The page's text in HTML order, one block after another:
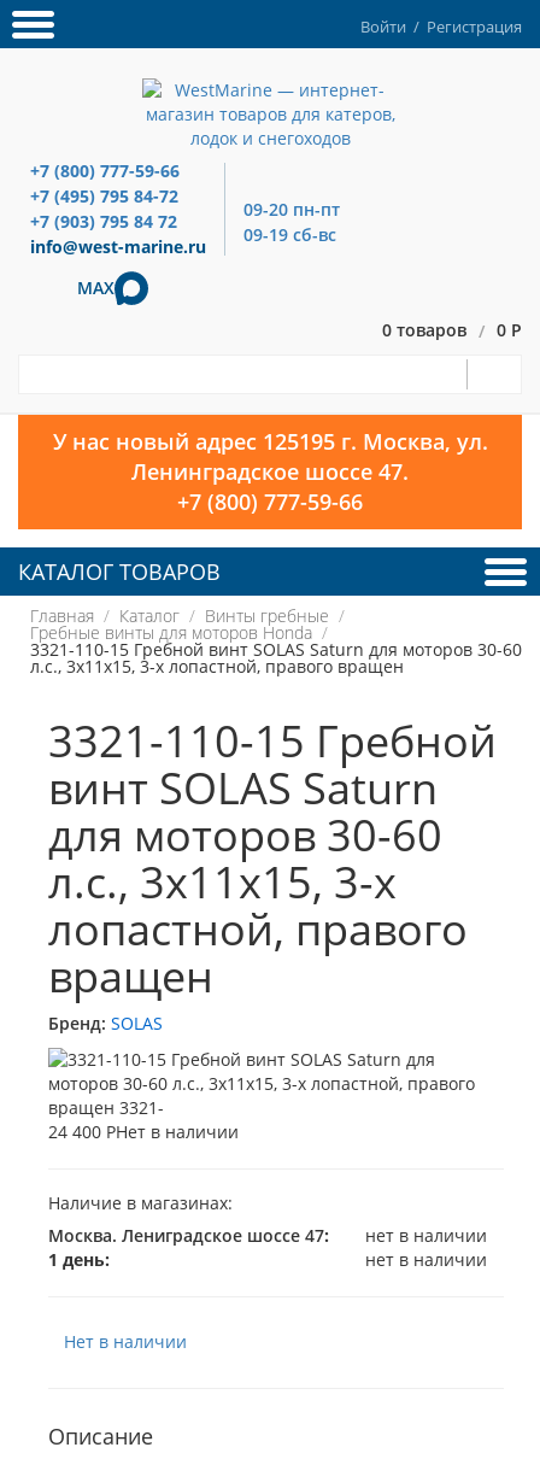
Войти / Регистрация
+7 (800) 777-59-66
+7 (495) 795 84-72
+7 (903) 795 84 72
info@west-marine.ru
09-20 пн-пт
09-19 сб-вс
MAX
0 товаров / 0 Р
У нас новый адрес 125195 г. Москва, ул.
Ленинградское шоссе 47.
+7 (800) 777-59-66
КАТАЛОГ ТОВАРОВ
Главная Каталог Винты гребные
Гребные винты для моторов Honda
3321-110-15 Гребной винт SOLAS Saturn для моторов 30-60
л.с., 3x11x15, 3-х лопастной, правого вращен
3321-110-15 Гребной
винт SOLAS Saturn
для моторов 30-60
л.с., 3x11x15, 3-х
лопастной, правого
вращен
Бренд: SOLAS
24 400 РНет в наличии
Наличие в магазинах:
Москва. Лениградское шоссе 47:
нет в наличии
1 день:
нет в наличии
Нет в наличии
Описание